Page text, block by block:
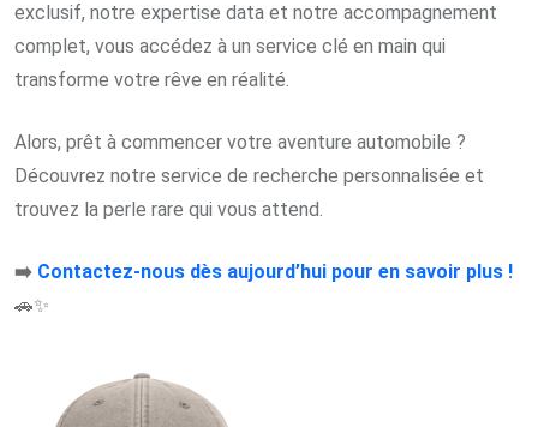
exclusif, notre expertise data et notre accompagnement
complet, vous accédez à un service clé en main qui
transforme votre rêve en réalité.
Alors, prêt à commencer votre aventure automobile ?
Découvrez notre service de recherche personnalisée et
trouvez la perle rare qui vous attend.
➡️ Contactez-nous dès aujourd’hui pour en savoir plus !
🚗✨